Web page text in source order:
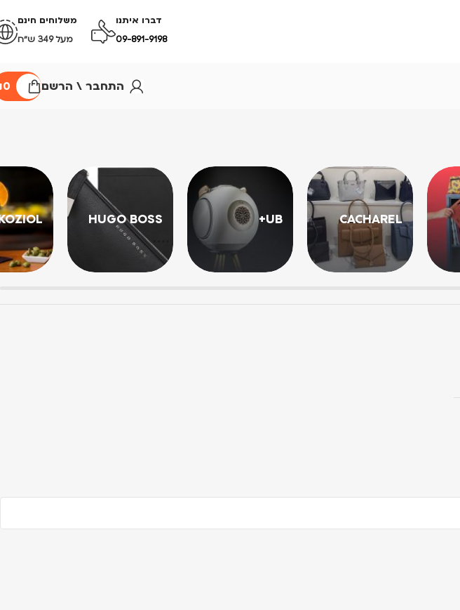
דברו איתנו
09-891-9198
משלוחים חינם
מעל 349 ש״ח
התחבר \ הרשם 0
CACHAREL
UB+
HUGO BOSS